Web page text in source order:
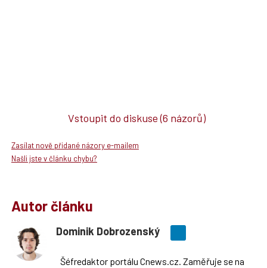
Vstoupit do diskuse(6 názorů)
Zasílat nově přidané názory e-mailem
Našli jste v článku chybu?
Autor článku
Dominik Dobrozenský
Šéfredaktor portálu Cnews.cz. Zaměřuje se na